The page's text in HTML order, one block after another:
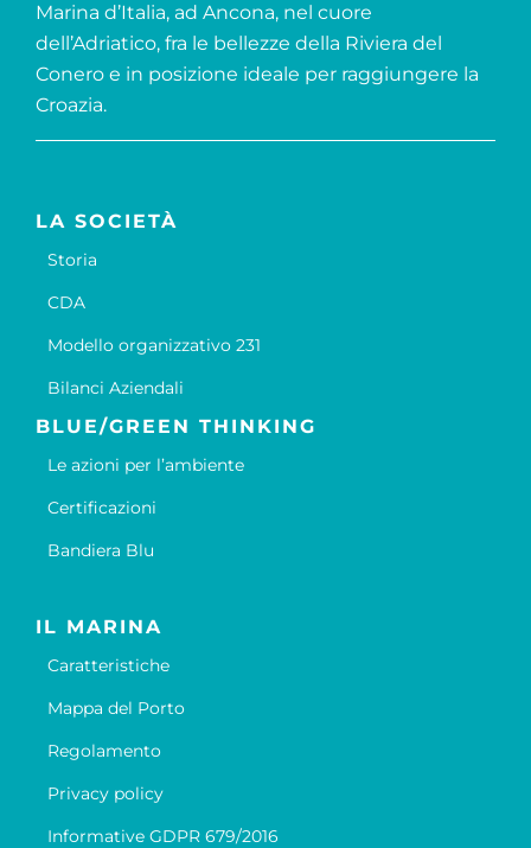
Marina d’Italia, ad Ancona, nel cuore
dell’Adriatico, fra le bellezze della Riviera del
Conero e in posizione ideale per raggiungere la
Croazia.
LA SOCIETÀ
Storia
CDA
Modello organizzativo 231
Bilanci Aziendali
BLUE/GREEN THINKING
Le azioni per l’ambiente
Certificazioni
Bandiera Blu
IL MARINA
Caratteristiche
Mappa del Porto
Regolamento
Privacy policy
Informative GDPR 679/2016